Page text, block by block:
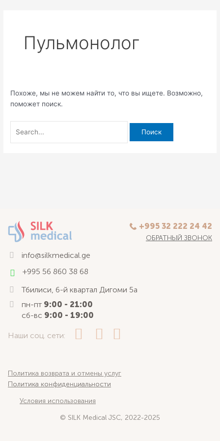
Пульмонолог
Похоже, мы не можем найти то, что вы ищете. Возможно,
поможет поиск.
+995 32 222 24 42
ОБРАТНЫЙ ЗВОНОК
info@silkmedical.ge
+995 56 860 38 68
Тбилиси, 6-й квартал Дигоми 5а
пн-пт 9:00 - 21:00
сб-вс 9:00 - 19:00
Наши соц. сети:
Политика возврата и отмены услуг
Политика конфиденциальности
Условия использования
© SILK Medical JSC, 2022-2025